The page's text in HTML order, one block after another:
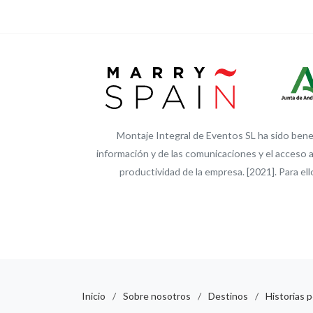
Montaje Integral de Eventos SL ha sido
información y de las comunicaciones y el acceso
productividad de la empresa. [2021]. Para
Inicio / Sobre nosotros / Destinos / Historias